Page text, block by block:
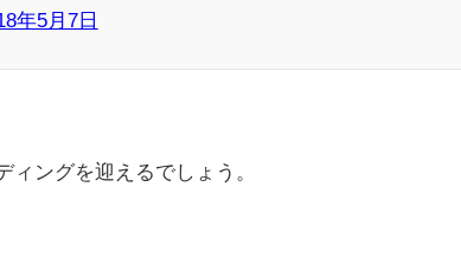
年5月7日
ィングを迎えるでしょう。